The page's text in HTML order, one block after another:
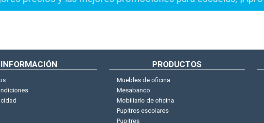
INFORMACIÓN PRODUCTOS
Muebles de oficina
Mesabanco
Mobiliario de oficina
Pupitres escolares
Pupitres